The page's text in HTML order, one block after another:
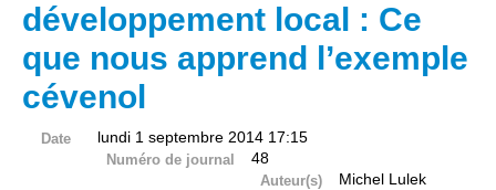
développement local : Ce
que nous apprend l’exemple
cévenol
Date lundi 1 septembre 2014 17:15
Numéro de journal 48
Auteur(s) Michel Lulek